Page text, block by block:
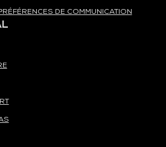
DE COMMUNICATION